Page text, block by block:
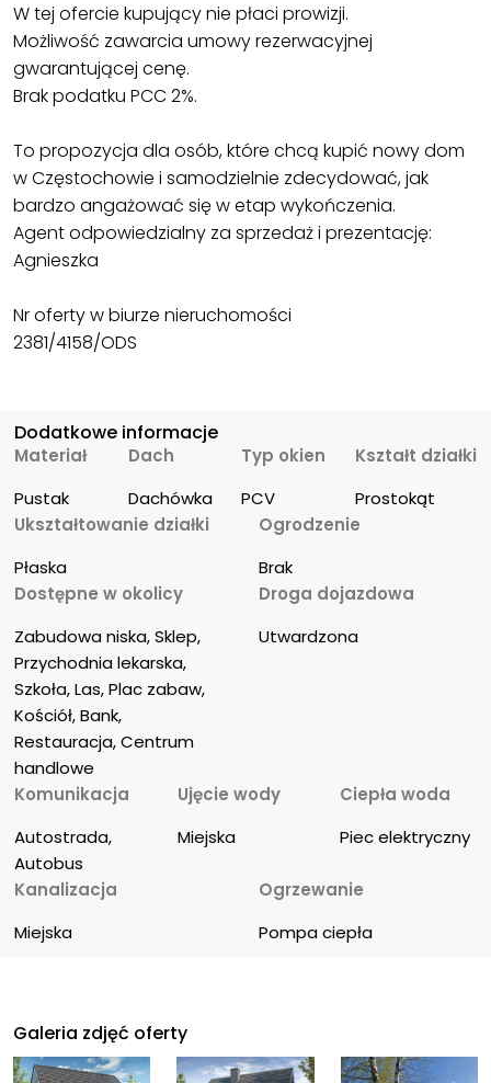
W tej ofercie kupujący nie płaci prowizji.
Możliwość zawarcia umowy rezerwacyjnej
gwarantującej cenę.
Brak podatku PCC 2%.
To propozycja dla osób, które chcą kupić nowy dom
w Częstochowie i samodzielnie zdecydować, jak
bardzo angażować się w etap wykończenia.
Agent odpowiedzialny za sprzedaż i prezentację:
Agnieszka
Nr oferty w biurze nieruchomości
2381/4158/ODS
Dodatkowe informacje
Materiał
Pustak
Dach
Dachówka
Typ okien
PCV
Kształt działki
Prostokąt
Ukształtowanie działki
Płaska
Ogrodzenie
Brak
Dostępne w okolicy
Zabudowa niska, Sklep,
Przychodnia lekarska,
Szkoła, Las, Plac zabaw,
Kościół, Bank,
Restauracja, Centrum
handlowe
Droga dojazdowa
Utwardzona
Komunikacja
Autostrada,
Autobus
Ujęcie wody
Miejska
Ciepła woda
Piec elektryczny
Kanalizacja
Miejska
Ogrzewanie
Pompa ciepła
Galeria zdjęć oferty